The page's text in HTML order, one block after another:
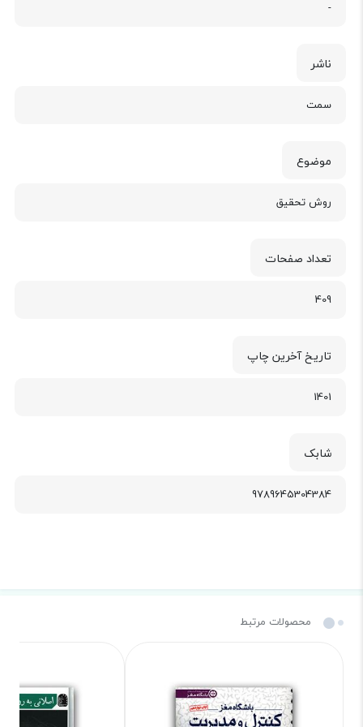
-
ناشر
سمت
موضوع
روش تحقیق
تعداد صفحات
409
تاریخ آخرین چاپ
1401
شابک
9789645304384
محصولات مرتبط